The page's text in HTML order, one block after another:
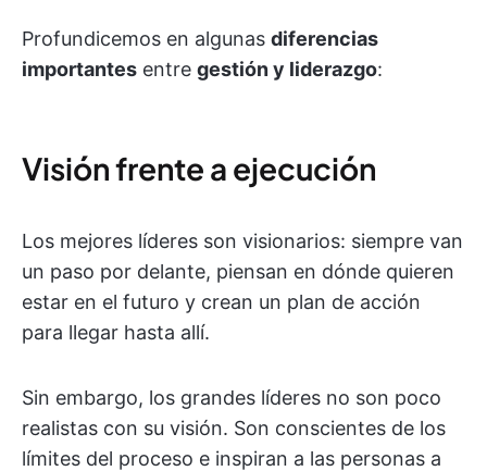
Profundicemos en algunas diferencias
importantes entre gestión y liderazgo:
Visión frente a ejecución
Los mejores líderes son visionarios: siempre van
un paso por delante, piensan en dónde quieren
estar en el futuro y crean un plan de acción
para llegar hasta allí.
Sin embargo, los grandes líderes no son poco
realistas con su visión. Son conscientes de los
límites del proceso e inspiran a las personas a